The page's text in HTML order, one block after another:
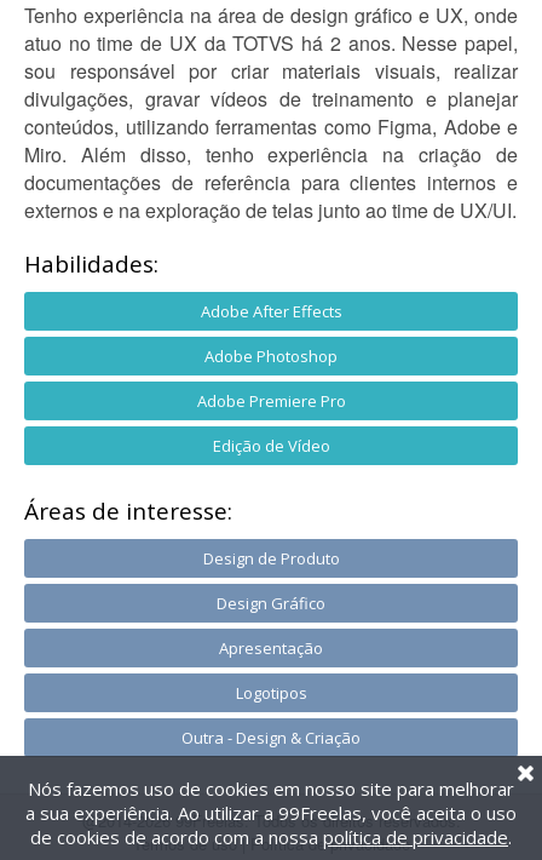
Tenho experiência na área de design gráfico e UX, onde
atuo no time de UX da TOTVS há 2 anos. Nesse papel,
sou responsável por criar materiais visuais, realizar
divulgações, gravar vídeos de treinamento e planejar
conteúdos, utilizando ferramentas como Figma, Adobe e
Miro. Além disso, tenho experiência na criação de
documentações de referência para clientes internos e
externos e na exploração de telas junto ao time de UX/UI.
Habilidades:
Adobe After Effects
Adobe Photoshop
Adobe Premiere Pro
Edição de Vídeo
Áreas de interesse:
Design de Produto
Design Gráfico
Apresentação
Logotipos
Outra - Design & Criação
@2014-2026 99Freelas. Todos os direitos reservados.
Termos de uso| Política de privacidade
Nós fazemos uso de cookies em nosso site para melhorar
a sua experiência. Ao utilizar a 99Freelas, você aceita o uso
de cookies de acordo com a nossa política de privacidade.